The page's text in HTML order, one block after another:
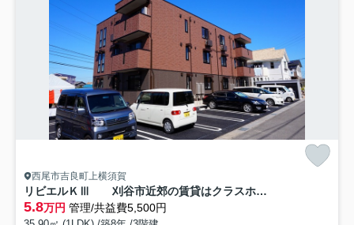
西尾市吉良町上横須賀
リビエルＫⅢ 刈谷市近郊の賃貸はクラスホーム刈谷店
5.8万円 管理/共益費5,500円